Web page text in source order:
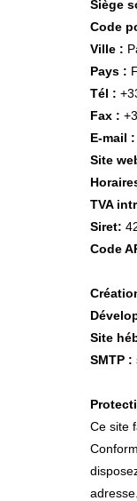
Siège
Code
Ville :
Pays :
Tél :
Fax :
E-mail :
Site
TVA
Siret:
Code
Site
SMTP :
Ce site
adresse.